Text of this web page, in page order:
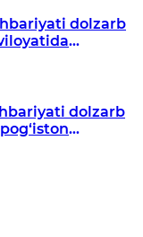
dolzarb
dolzarb